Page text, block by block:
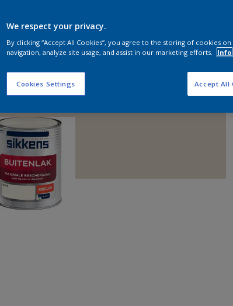
We respect your privacy.
By clicking “Accept All Cookies”, you agree to the storing of cookies
navigation, analyze site usage, and assist in our marketing efforts.
Info
Cookies Settings Accept All